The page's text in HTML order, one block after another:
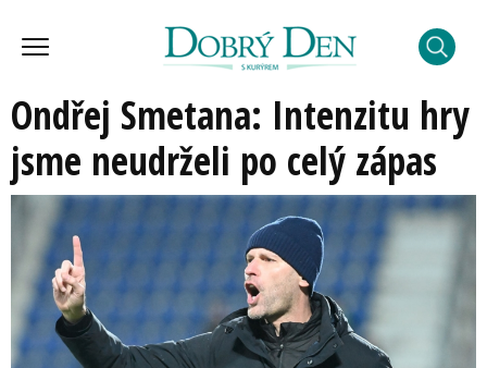
Ondřej Smetana: Intenzitu hry
jsme neudrželi po celý zápas